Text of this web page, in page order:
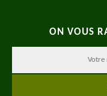
ON VOUS